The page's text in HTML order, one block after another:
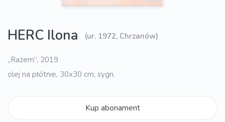
HERC Ilona (ur. 1972, Chrzanów)
„Razem”, 2019
olej na płótnie, 30x30 cm, sygn.
Kup abonament